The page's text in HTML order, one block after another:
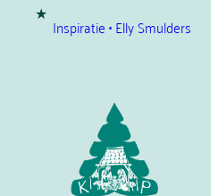
Inspiratie • Elly Smulders